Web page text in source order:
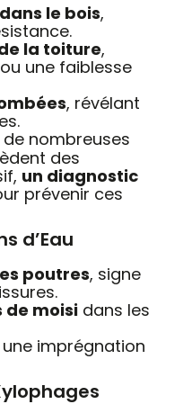
le bois,
la toiture,
une faiblesse
, révélant
de nombreuses
des
un diagnostic
prévenir ces
d’Eau
poutres, signe
de moisi dans les
imprégnation